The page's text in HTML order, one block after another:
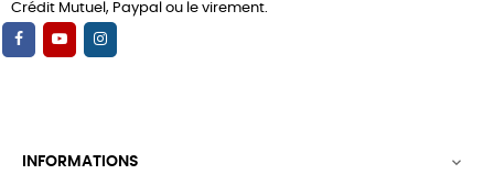
Crédit Mutuel, Paypal ou le virement.
INFORMATIONS 